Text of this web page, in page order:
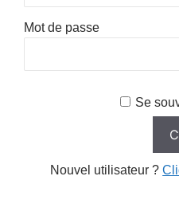
Mot de passe
Se
Nouvel utilisateur ?